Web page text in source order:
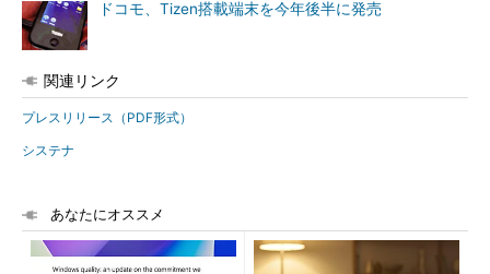
ドコモ、Tizen搭載端末を今年後半に発売
関連リンク
プレスリリース（PDF形式）
システナ
あなたにオススメ